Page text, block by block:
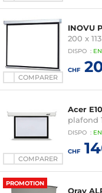
COMPARER
INOVU
200 x
DISPO : EN
CHF
COMPARER
Acer
plafond
DISPO : EN
CHF
PROMOTION
Oray